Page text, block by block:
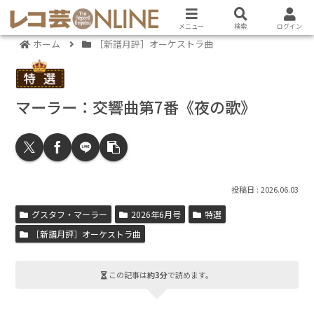
ホーム ［新譜月評］オーケストラ曲
マーラー：交響曲第7番《夜の歌》
2026.06.03
グスタフ・マーラー 2026年6月号
特選
［新譜月評］オーケストラ曲
この記事は約3分で読めます。
メニュー 検索 ログイン